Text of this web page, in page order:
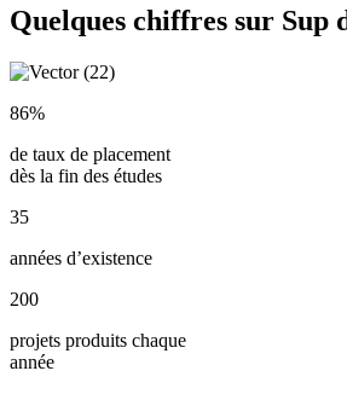
Quelques chiffres sur Sup
86%
de taux de placement
dès la fin des études
35
années d’existence
200
projets produits chaque
année